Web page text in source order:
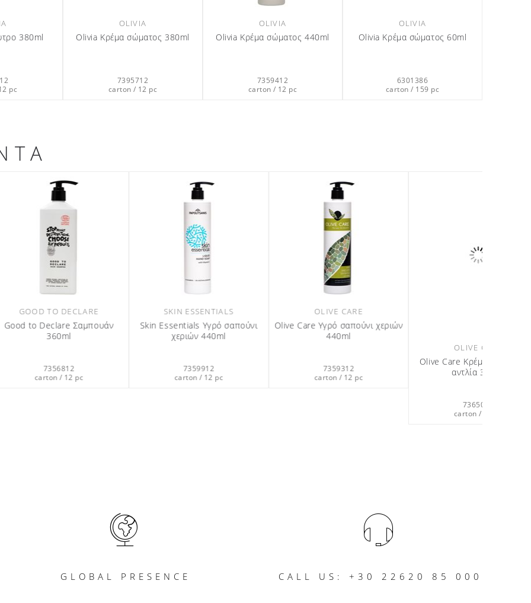
380ml
pc
OLIVIA
Olivia Κρέμα σώματος 380ml
7395712
carton / 12 pc
OLIVIA
Olivia Κρέμα σώματος 440ml
7359412
carton / 12 pc
OLIVIA
Olivia Κρέμα σώματος 60ml
6301386
carton / 159 pc
σαπούνι
Olive Care Υγρό σαπούνι χεριών
Good to Declare Αφρόλουτρο
GLOBAL PRESENCE CALL US: +30 22620 85 000